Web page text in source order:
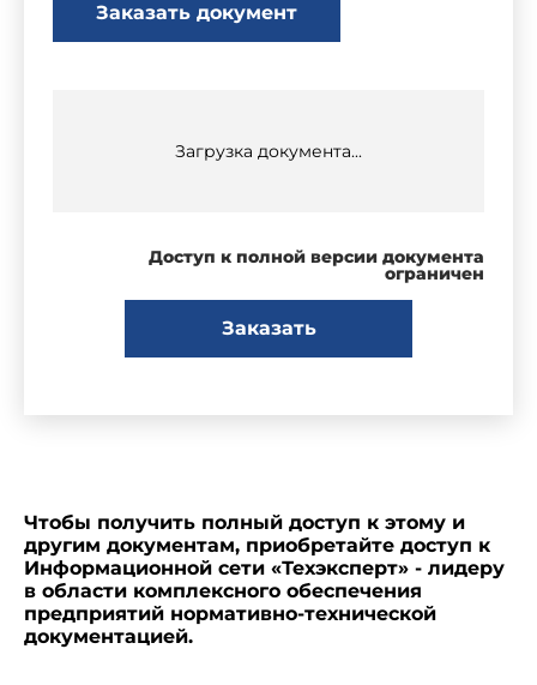
Заказать документ
Загрузка документа...
Доступ к полной версии документа
ограничен
Заказать
Чтобы получить полный доступ к этому и
другим документам, приобретайте доступ к
Информационной сети «Техэксперт» - лидеру
в области комплексного обеспечения
предприятий нормативно-технической
документацией.